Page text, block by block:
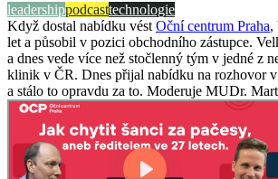
leadershippodcasttechnologie
Když dostal nabídku vést Oční centrum Praha,
let a působil v pozici obchodního zástupce.
a dnes vede více než stočlenný tým v jedné z
klinik v ČR. Dnes přijal nabídku na rozhovor
a stálo to opravdu za to. Moderuje MUDr.